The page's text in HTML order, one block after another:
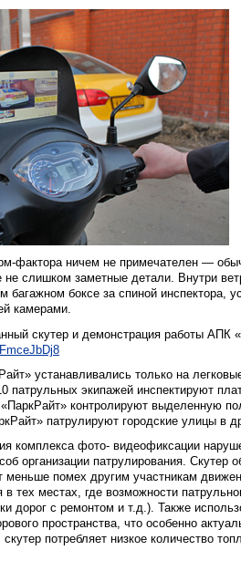
фактора ничем не примечателен —
слишком заметные детали. Внутри
багажном боксе за спиной инспектора,
камерами.
скутер и демонстрация работы АПК
устанавливались только на
патрульных экипажей инспектируют
контролируют выделенную
патрулируют городские улицы в
комплекса фото- видеофиксации
организации патрулирования. Скутер
меньше помех другим участникам
тех местах, где возможности
дорог с ремонтом и т.д.). Также
пространства, что особенно
потребляет низкое количество